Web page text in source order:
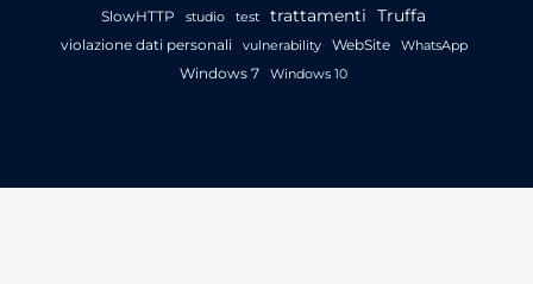
SlowHTTP studio test trattamenti Truffa
violazione dati personali vulnerability WebSite WhatsApp
Windows 7 Windows 10